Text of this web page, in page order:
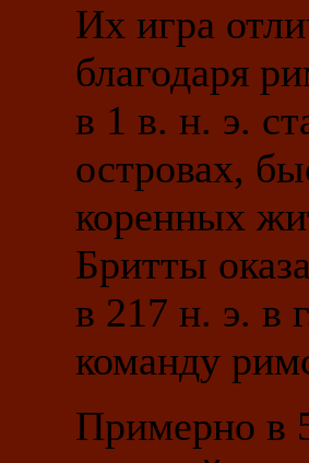
Их игра
благодаря
в 1 в. н. э.
островах,
коренных
Бритты
в 217 н. э. в
команду
Примерно в